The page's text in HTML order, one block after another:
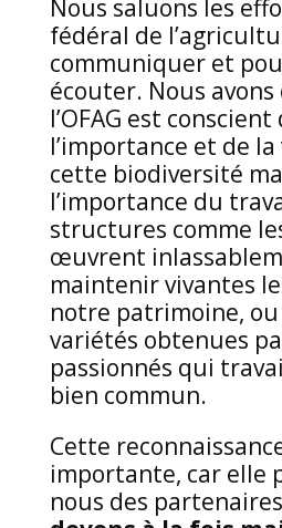
Nous saluons les
fédéral de
communiquer et
écouter. Nous
l’OFAG est conscient
l’importance et de
cette biodiversité
l’importance du
structures comme
œuvrent
maintenir vivantes
notre patrimoine,
variétés obtenues
passionnés qui
bien commun.
Cette
importante, car elle
nous des